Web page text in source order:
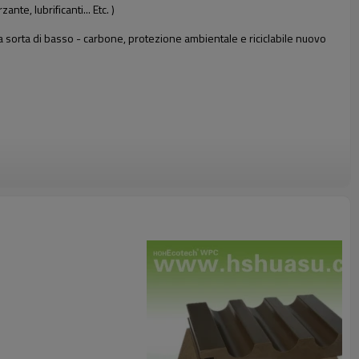
lubrificanti... Etc. )
di basso - carbone, protezione ambientale e riciclabile nuovo